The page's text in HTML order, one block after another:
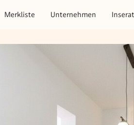
Merkliste Unternehmen